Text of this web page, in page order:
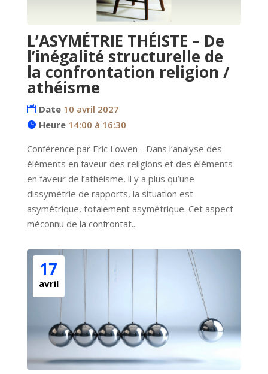
L’ASYMÉTRIE THÉISTE – De
l’inégalité structurelle de
la confrontation religion /
athéisme
Date 10 avril 2027
Heure 14:00 à 16:30
Conférence par Eric Lowen - Dans l’analyse des
éléments en faveur des religions et des éléments
en faveur de l’athéisme, il y a plus qu’une
dissymétrie de rapports, la situation est
asymétrique, totalement asymétrique. Cet aspect
méconnu de la confrontat...
17
avril